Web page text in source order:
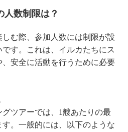
人数制限は？
む際、参加人数には制限が設
す。これは、イルカたちにス
、安全に活動を行うために必要
ツアーでは、1艘あたりの最
。一般的には、以下のような